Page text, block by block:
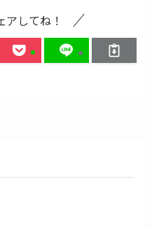
アしてね！